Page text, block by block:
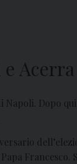
Acerra
Napoli. Dopo
Francesco.